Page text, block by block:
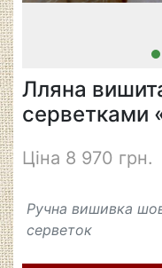
Лляна
серветками
Ціна 8 970 грн.
Ручна вишивка
серветок